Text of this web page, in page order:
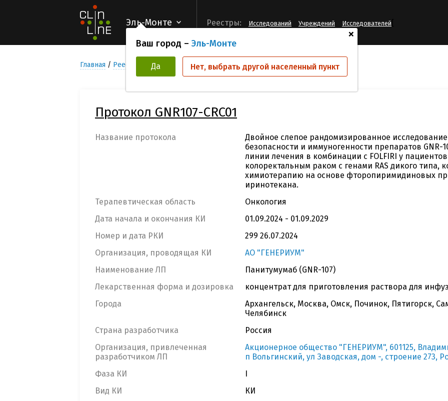
Эль-Монте
+
Ваш город – Эль-Монте
Да Нет, выбрать другой населенный пункт
Реестры: Исследований Учреждений Исследователей
Главная Реестр Клинических исследований GNR107-CRC01
Протокол GNR107-CRC01
Название протокола
Двойное слепое рандомизированное
безопасности и иммуногенности препаратов GNR-
линии лечения в комбинации с FOLFIRI у
колоректальным раком с генами RAS дикого типа,
химиотерапию на основе фторопиримидиновых
иринотекана.
Терапевтическая область
Онкология
Дата начала и окончания КИ
01.09.2024 - 01.09.2029
Номер и дата РКИ
299 26.07.2024
Организация, проводящая КИ
АО "ГЕНЕРИУМ"
Наименование ЛП
Панитумумаб (GNR-107)
Лекарственная форма и дозировка
концентрат для приготовления раствора для
Города
Архангельск, Москва, Омск, Починок, Пятигорск,
Челябинск
Страна разработчика
Россия
Организация, привлеченная
разработчиком ЛП
Акционерное общество "ГЕНЕРИУМ", 601125,
п Вольгинский, ул Заводская, дом -, строение 273,
Фаза КИ
I
Вид КИ
КИ